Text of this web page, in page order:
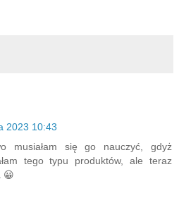
2023 10:43
musiałam się go nauczyć, gdyż
tego typu produktów, ale teraz
😀